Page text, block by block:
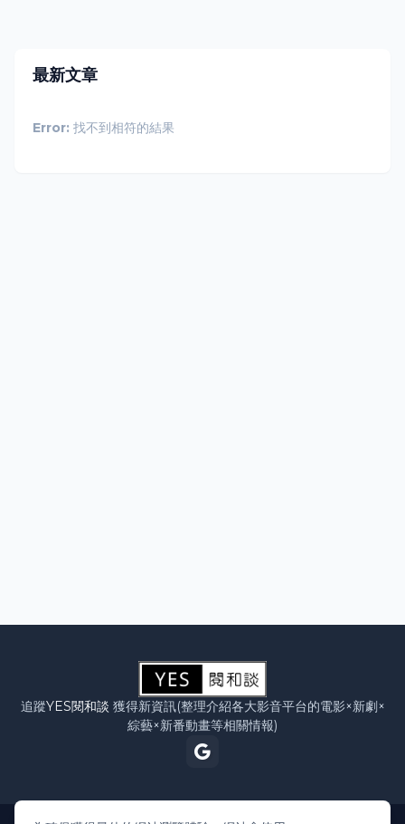
最新文章
Error: 找不到相符的結果
追蹤YES閱和談 獲得新資訊(整理介紹各大影音平台的電影×新劇×
綜藝×新番動畫等相關情報)